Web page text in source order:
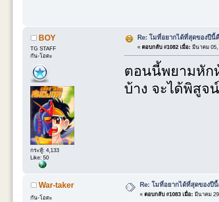
BOY
TG STAFF
กัน-โอตะ
กระทู้: 4,133
Like: 50
Re: โมที่อยากได้ที่สุดของปีนี้
« ตอบกลับ #1082 เมื่อ: มีนาคม 05,
ตอนนี้พยามหัก
บ้าง จะได้พิสูจ
War-taker
กัน-โอตะ
Re: โมที่อยากได้ที่สุดของปี
« ตอบกลับ #1083 เมื่อ: มีนาคม